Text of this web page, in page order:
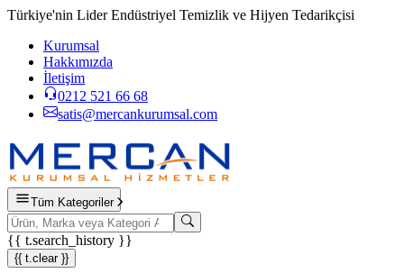
Türkiye'nin Lider Endüstriyel Temizlik ve Hijyen Tedarikçisi
Kurumsal
Hakkımızda
İletişim
0212 521 66 68
satis@mercankurumsal.com
Tüm Kategoriler
{{ t.search_history }}
{{ t.clear }}